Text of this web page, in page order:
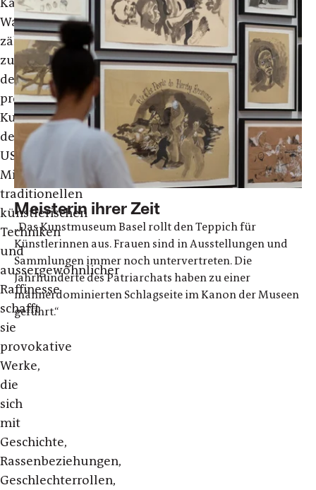
Walker
zählt
zu
den
profiliertesten
Kunstschaffenden
der
USA.
Mit
traditionellen
künstlerischen
Techniken
und
aussergewöhnlicher
Raffinesse
schafft
sie
provokative
Werke,
die
sich
mit
Geschichte,
Rassenbeziehungen,
Geschlechterrollen,
Meisterin ihrer Zeit
„Das Kunstmuseum Basel rollt den Teppich für
Künstlerinnen aus. Frauen sind in Ausstellungen und
Sammlungen immer noch untervertreten. Die
Jahrhunderte des Patriarchats haben zu einer
männerdominierten Schlagseite im Kanon der Museen
geführt.“